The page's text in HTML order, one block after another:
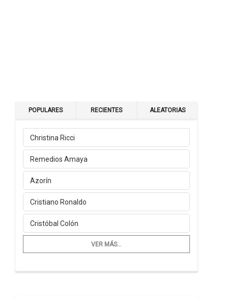
POPULARES RECIENTES ALEATORIAS
Christina Ricci
Remedios Amaya
Azorín
Cristiano Ronaldo
Cristóbal Colón
VER MÁS...